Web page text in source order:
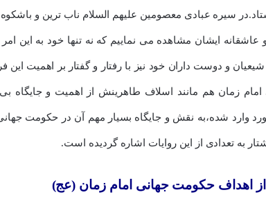
سیره عبادی معصومین علیهم السلام ناب ترین و
و عاشقانه ایشان مشاهده می نماییم که نه تنها خود به این
و دوست داران خود نیز با رفتار و گفتار بر اهمیت این
امام زمان هم مانند اسلاف طاهرینش از اهمیت و جایگاه بی
وارد شده،به نقش و جایگاه بسیار مهم آن در حکومت
به تعدادی از این روایات اشاره گردیده است.
از اهداف حکومت جهانی امام زمان (عج)